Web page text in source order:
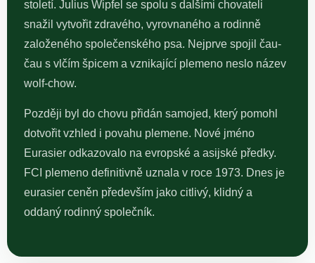
století. Julius Wipfel se spolu s dalšími chovateli
snažil vytvořit zdravého, vyrovnaného a rodinně
založeného společenského psa. Nejprve spojil čau-
čau s vlčím špicem a vznikající plemeno neslo název
wolf-chow.
Později byl do chovu přidán samojed, který pomohl
dotvořit vzhled i povahu plemene. Nové jméno
Eurasier odkazovalo na evropské a asijské předky.
FCI plemeno definitivně uznala v roce 1973. Dnes je
eurasier ceněn především jako citlivý, klidný a
oddaný rodinný společník.